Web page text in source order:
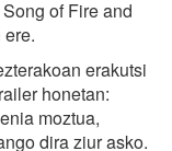
of Fire and
erakutsi
honetan:
moztua,
dira ziur asko.